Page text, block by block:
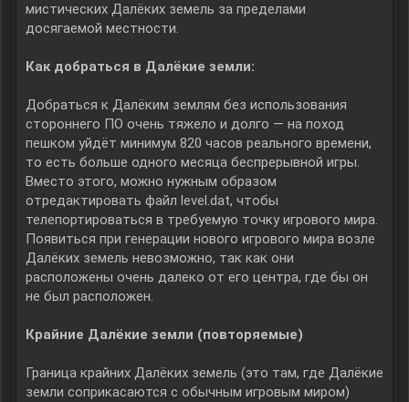
мистических Далёких земель за пределами
досягаемой местности.
Как добраться в Далёкие земли:
Добраться к Далёким землям без использования
стороннего ПО очень тяжело и долго — на поход
пешком уйдёт минимум 820 часов реального времени,
то есть больше одного месяца беспрерывной игры.
Вместо этого, можно нужным образом
отредактировать файл level.dat, чтобы
телепортироваться в требуемую точку игрового мира.
Появиться при генерации нового игрового мира возле
Далёких земель невозможно, так как они
расположены очень далеко от его центра, где бы он
не был расположен.
Крайние Далёкие земли (повторяемые)
Граница крайних Далёких земель (это там, где Далёкие
земли соприкасаются с обычным игровым миром)